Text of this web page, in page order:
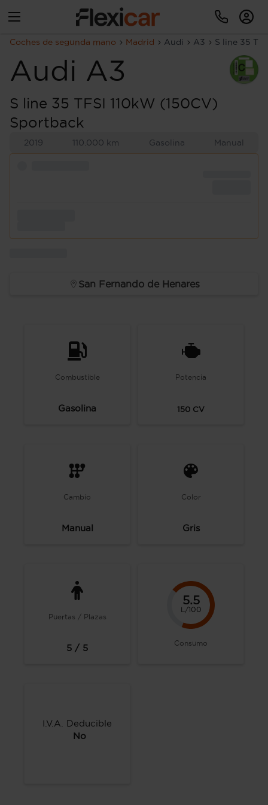
Coches de segunda mano Madrid Audi A3 S line 35
Audi A3
S line 35 TFSI 110kW (150CV)
Sportback
2019 110.000 km Gasolina Manual
San Fernando de Henares
Combustible
Gasolina
Potencia
150 CV
Cambio
Manual
Color
Gris
Puertas / Plazas
5 / 5
5.5
L/100
Consumo
I.V.A. Deducible
No